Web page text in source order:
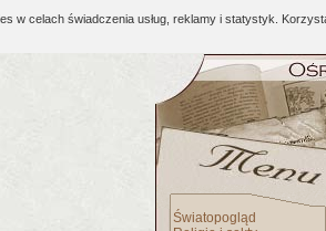
w celach świadczenia usług, reklamy i statystyk.
Światopogląd